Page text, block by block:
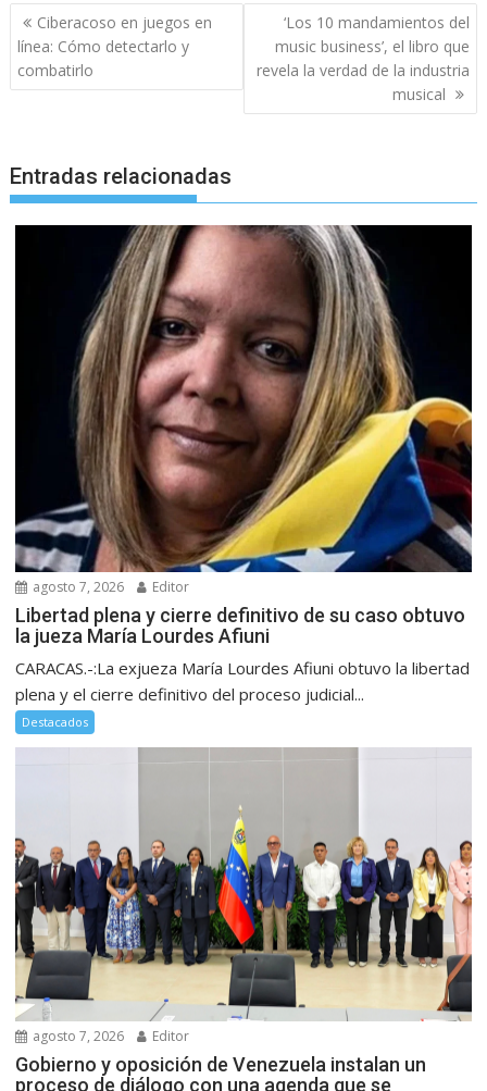
Navegación
de
entradas
Ciberacoso en juegos en
línea: Cómo detectarlo y
combatirlo
‘Los 10 mandamientos del
music business’, el libro que
revela la verdad de la industria
musical
Entradas relacionadas
agosto 7, 2026 Editor
Libertad plena y cierre definitivo de su caso obtuvo
la jueza María Lourdes Afiuni
CARACAS.-:La exjueza María Lourdes Afiuni obtuvo la libertad
plena y el cierre definitivo del proceso judicial...
Destacados
agosto 7, 2026 Editor
Gobierno y oposición de Venezuela instalan un
proceso de diálogo con una agenda que se